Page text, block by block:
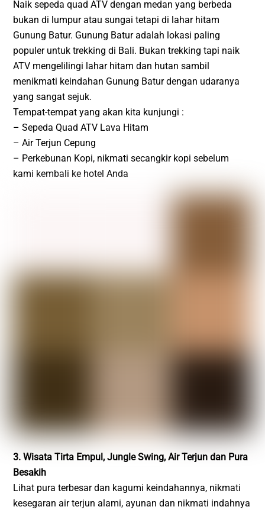
Naik sepeda quad ATV dengan medan yang berbeda
bukan di lumpur atau sungai tetapi di lahar hitam
Gunung Batur. Gunung Batur adalah lokasi paling
populer untuk trekking di Bali. Bukan trekking tapi naik
ATV mengelilingi lahar hitam dan hutan sambil
menikmati keindahan Gunung Batur dengan udaranya
yang sangat sejuk.
Tempat-tempat yang akan kita kunjungi :
– Sepeda Quad ATV Lava Hitam
– Air Terjun Cepung
– Perkebunan Kopi, nikmati secangkir kopi sebelum
kami kembali ke hotel Anda
3. Wisata Tirta Empul, Jungle Swing, Air Terjun dan Pura
Besakih
Lihat pura terbesar dan kagumi keindahannya, nikmati
kesegaran air terjun alami, ayunan dan nikmati indahnya